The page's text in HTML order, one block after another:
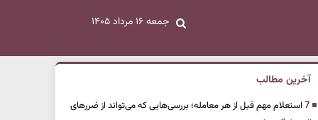
جمعه ۱۶ مرداد ۱۴۰۵
آخرین مطالب
7 استعلام مهم قبل از هر معامله؛ بررسی‌هایی که می‌تواند از ضررهای